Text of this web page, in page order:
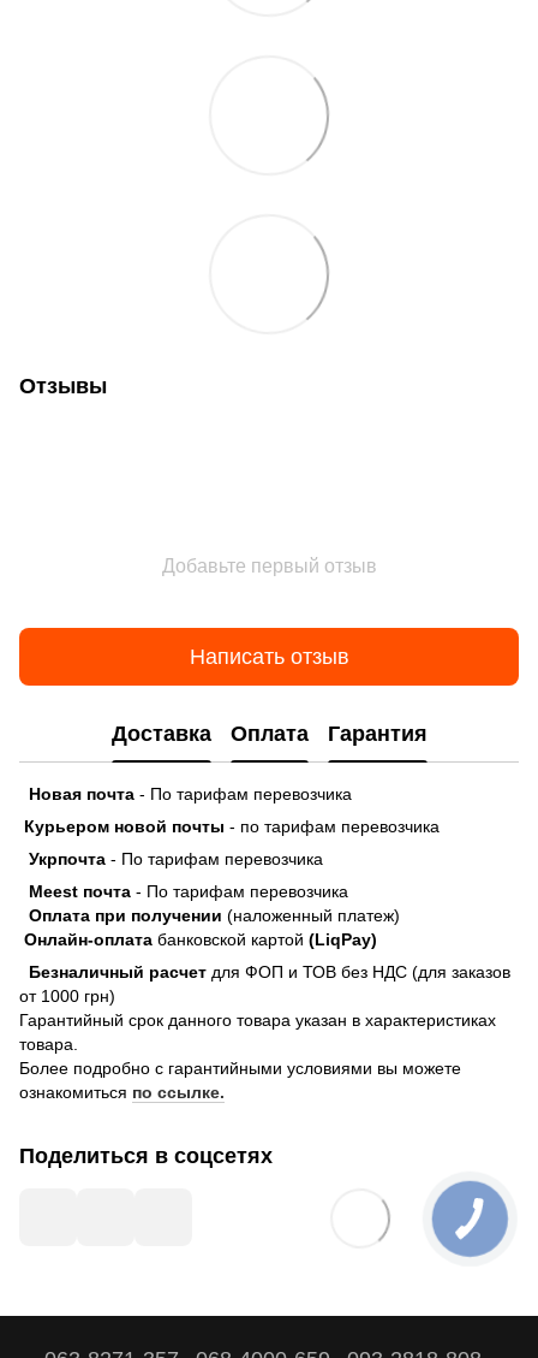
Отзывы
Добавьте первый отзыв
Написать отзыв
Доставка Оплата Гарантия
Новая почта - По тарифам перевозчика
Курьером новой почты - по тарифам перевозчика
Укрпочта - По тарифам перевозчика
Meest почта - По тарифам перевозчика
Оплата при получении (наложенный платеж)
Онлайн-оплата банковской картой (LiqPay)
Безналичный расчет для ФОП и ТОВ без НДС (для заказов
от 1000 грн)
Гарантийный срок данного товара указан в характеристиках
товара.
Более подробно с гарантийными условиями вы можете
ознакомиться по ссылке.
Поделиться в соцсетях